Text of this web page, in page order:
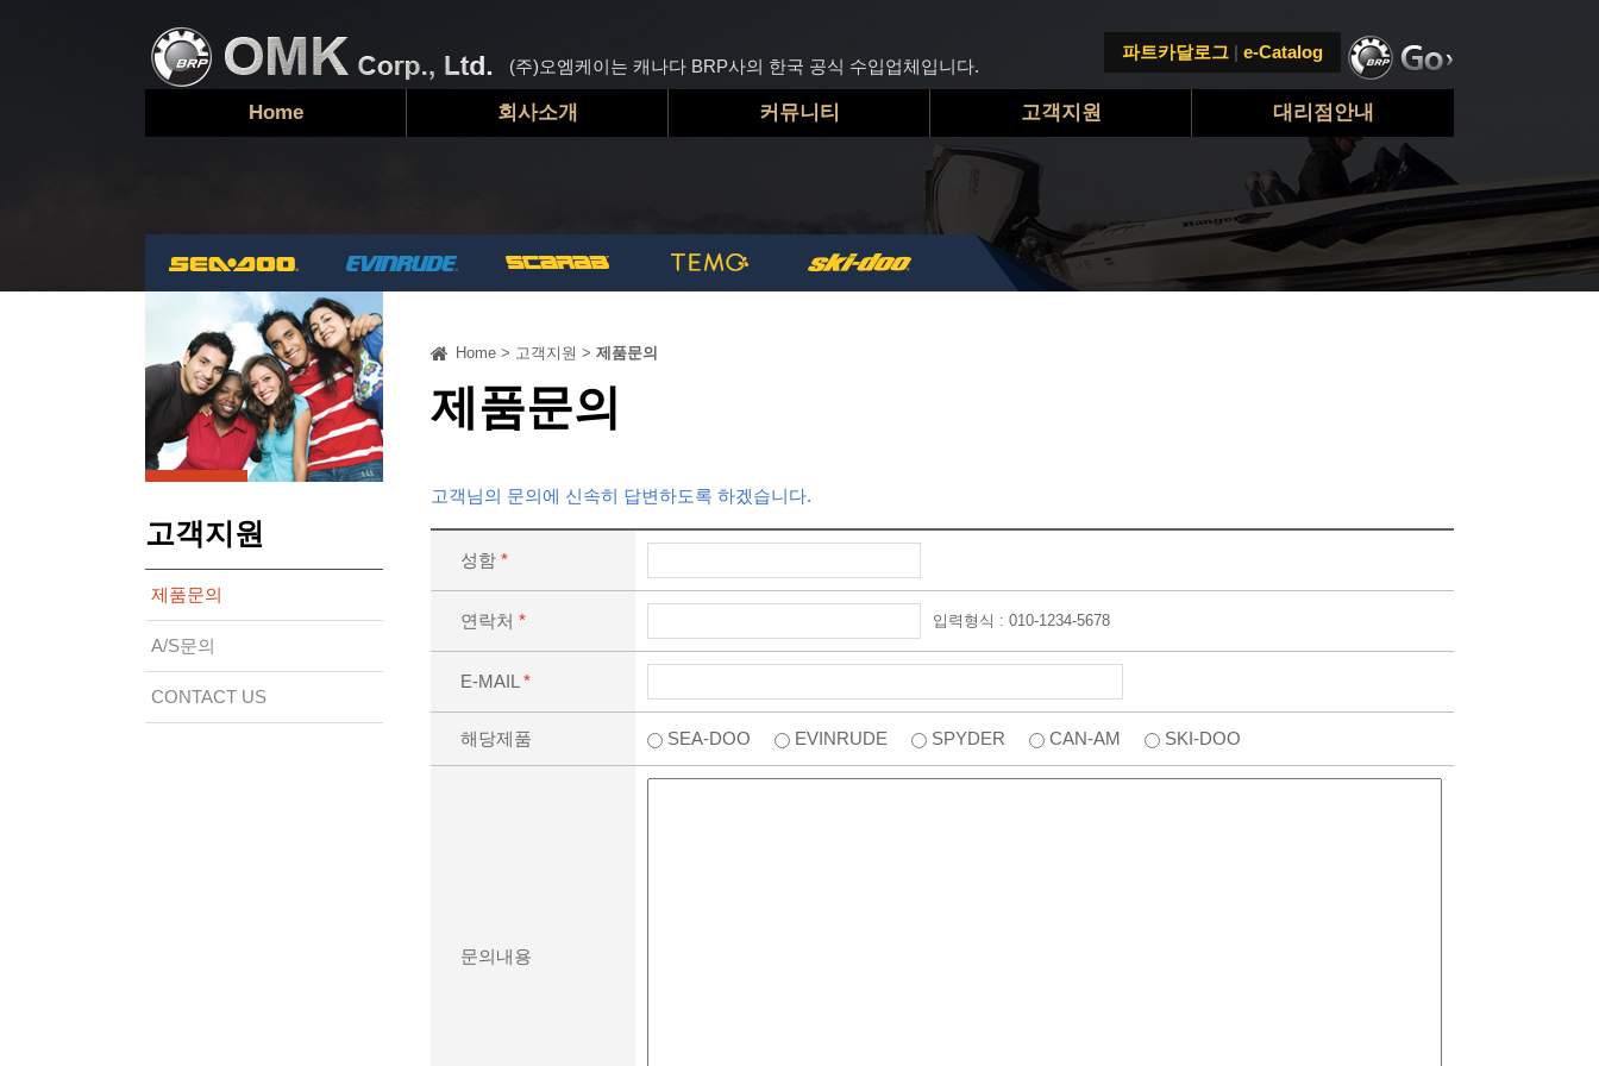
(주)오엠케이는 캐나다 BRP사의 한국 공식 수입업체입니다.
파트카달로그 | e-Catalog
Home 회사소개 커뮤니티 고객지원 대리점안내
고객지원
제품문의
A/S문의
CONTACT US
Home > 고객지원 > 제품문의
제품문의
고객님의 문의에 신속히 답변하도록 하겠습니다.
성함 *
연락처 * 입력형식 : 010-1234-5678
E-MAIL *
해당제품 SEA-DOO EVINRUDE SPYDER CAN-AM SKI-DOO
문의내용